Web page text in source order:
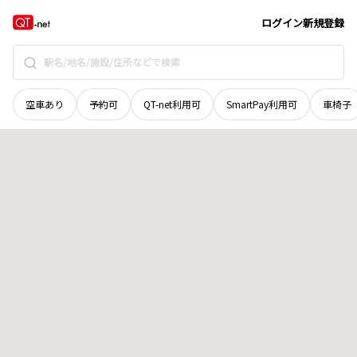
ログイン新規登録
空車あり 予約可 QT-net利用可 SmartPay利用可 車椅子
和歌山県